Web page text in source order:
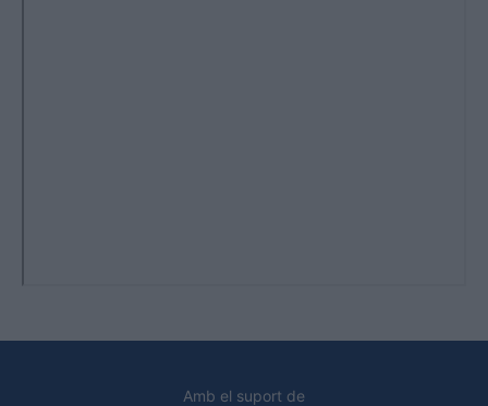
Amb el suport de